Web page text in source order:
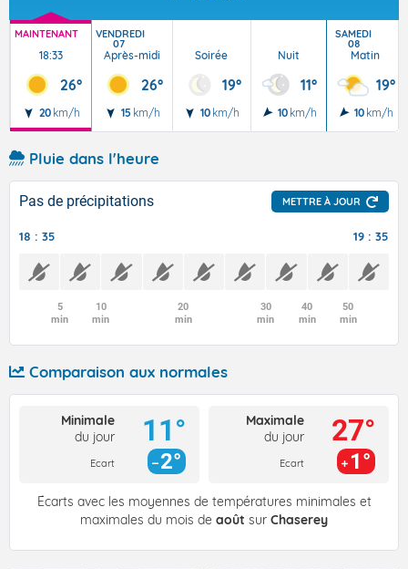
MAINTENANT
18:33
26°
20 km/h
VENDREDI
07
Après-midi
26°
15 km/h
Soirée
19°
10 km/h
Nuit
11°
10 km/h
SAMEDI
08
Matin
19°
10 km/h
Pluie dans l'heure
Pas de précipitations METTRE À JOUR
18 : 35 19 : 35
5
min
10
min
20
min
30
min
40
min
50
min
Comparaison aux normales
Minimale
du jour
Ecart
11°
2°
Maximale
du jour
Ecart
27°
1°
Écarts avec les moyennes de températures minimales et
maximales du mois de août sur Chaserey